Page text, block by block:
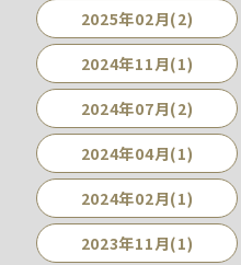
2025年02月(2)
2024年11月(1)
2024年07月(2)
2024年04月(1)
2024年02月(1)
2023年11月(1)